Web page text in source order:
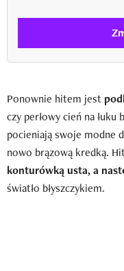
Ponownie hitem jest
czy perłowy cień na
pocieniają swoje modne
nowo brązową kredką.
konturówką usta, a
światło błyszczykiem.